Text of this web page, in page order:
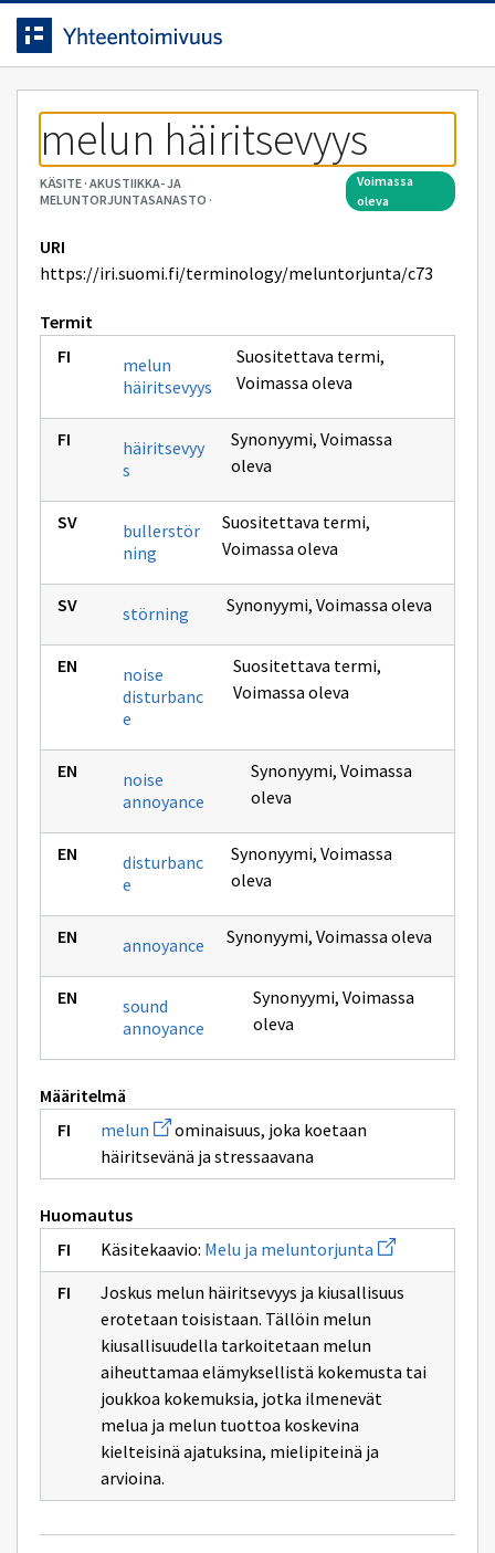
Siirrytty
sivulle
Siirry suoraan sisältöön.
melun häiritsevyys
KÄSITE· AKUSTIIKKA- JA
MELUNTORJUNTASANASTO ·
voimassa
oleva
URI
https://iri.suomi.fi/terminology/meluntorjunta/c73
Termit
melun
häiritsevyys
Suositettava termi,
Voimassa oleva
häiritsevyy
s
Synonyymi,Voimassa
oleva
bullerstör
ning
Suositettava termi,
Voimassa oleva
störning Synonyymi, Voimassa oleva
noise
disturbanc
e
Suositettava termi,
Voimassa oleva
noise
annoyance
Synonyymi, Voimassa
oleva
disturbanc
e
Synonyymi,Voimassa
oleva
annoyance Synonyymi, Voimassa oleva
sound
annoyance
Synonyymi, Voimassa
oleva
Määritelmä
melun Avaa
uuden
ikkunan
sivulle
ominaisuus, joka koetaan
häiritsevänä ja stressaavana
Huomautus
Käsitekaavio: Melu ja meluntorjunta Avaa
uuden
ikkunan
sivulle
Joskus melun häiritsevyys ja kiusallisuus
erotetaan toisistaan. Tällöin melun
kiusallisuudella tarkoitetaan melun
aiheuttamaa elämyksellistä kokemusta tai
joukkoa kokemuksia, jotka ilmenevät
melua ja melun tuottoa koskevina
kielteisinä ajatuksina, mielipiteinä ja
arvioina.